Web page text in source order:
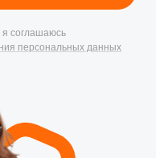
я соглашаюсь
персональных данных